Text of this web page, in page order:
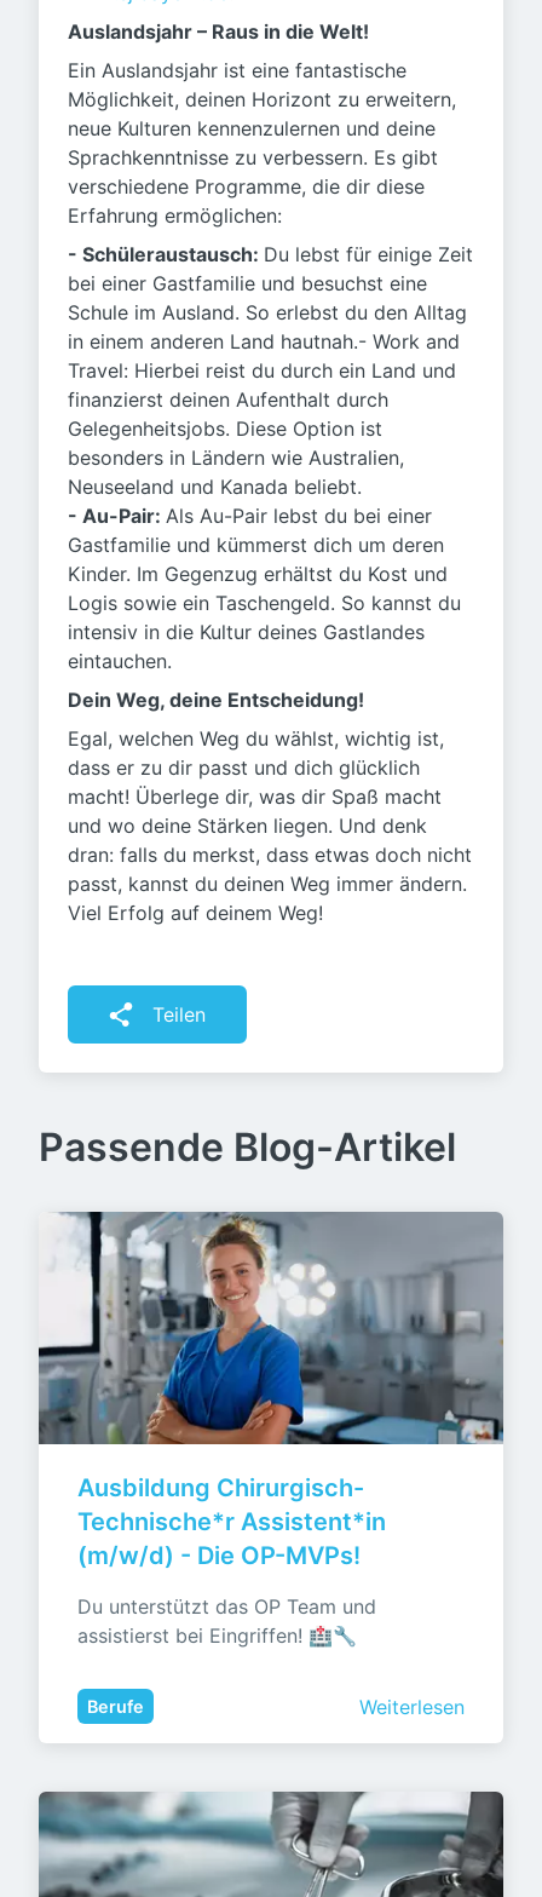
Auslandsjahr – Raus in die Welt!
Ein Auslandsjahr ist eine fantastische
Möglichkeit, deinen Horizont zu erweitern,
neue Kulturen kennenzulernen und deine
Sprachkenntnisse zu verbessern. Es gibt
verschiedene Programme, die dir diese
Erfahrung ermöglichen:
- Schüleraustausch: Du lebst für einige Zeit
bei einer Gastfamilie und besuchst eine
Schule im Ausland. So erlebst du den Alltag
in einem anderen Land hautnah.- Work and
Travel: Hierbei reist du durch ein Land und
finanzierst deinen Aufenthalt durch
Gelegenheitsjobs. Diese Option ist
besonders in Ländern wie Australien,
Neuseeland und Kanada beliebt.
- Au-Pair: Als Au-Pair lebst du bei einer
Gastfamilie und kümmerst dich um deren
Kinder. Im Gegenzug erhältst du Kost und
Logis sowie ein Taschengeld. So kannst du
intensiv in die Kultur deines Gastlandes
eintauchen.
Dein Weg, deine Entscheidung!
Egal, welchen Weg du wählst, wichtig ist,
dass er zu dir passt und dich glücklich
macht! Überlege dir, was dir Spaß macht
und wo deine Stärken liegen. Und denk
dran: falls du merkst, dass etwas doch nicht
passt, kannst du deinen Weg immer ändern.
Viel Erfolg auf deinem Weg!
Teilen
Passende Blog-Artikel
Ausbildung Chirurgisch-
Technische*r Assistent*in
(m/w/d) - Die OP-MVPs!
Du unterstützt das OP Team und
assistierst bei Eingriffen! 🏥🔧
Berufe Weiterlesen